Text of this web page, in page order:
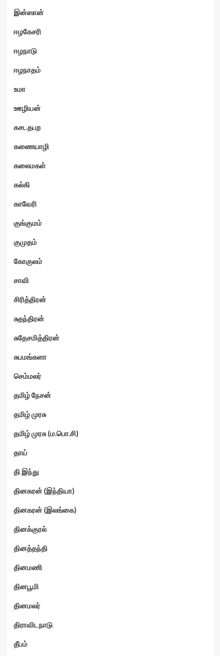
இன்ஸான்
ஈழகேசரி
ஈழநாடு
ஈழநாதம்
உமா
ஊழியன்
கசடதபற
கணையாழி
கலைமகள்
கல்கி
காவேரி
குங்குமம்
குமுதம்
கோகுலம்
சாவி
சிரித்திரன்
சுதந்திரன்
சுதேசமித்திரன்
சுபமங்களா
செம்மலர்
தமிழ் நேசன்
தமிழ் முரசு
தமிழ் முரசு (ம.பொ.சி)
தாய்
தி இந்து
தினகரன் (இந்தியா)
தினகரன் (இலங்கை)
தினக்குரல்
தினத்தந்தி
தினமணி
தினபூமி
தினமலர்
திராவிடநாடு
தீபம்